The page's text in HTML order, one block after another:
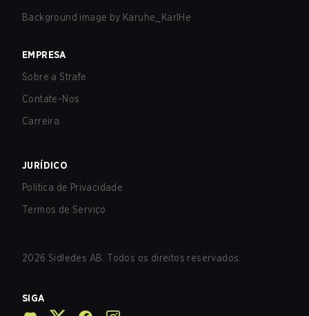
Background image by Karuhe_KarlHe
EMPRESA
Sobre a Strafe
Contate-Nos
Carreira
JURÍDICO
Política de Privacidade
Termos de Serviço
2026 Sidledes AB. Todos os direitos reservados.
SIGA